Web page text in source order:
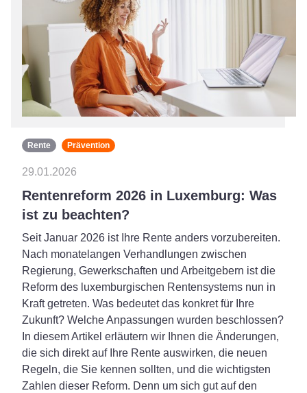
Rente Prävention
29.01.2026
Rentenreform 2026 in Luxemburg: Was
ist zu beachten?
Seit Januar 2026 ist Ihre Rente anders vorzubereiten.
Nach monatelangen Verhandlungen zwischen
Regierung, Gewerkschaften und Arbeitgebern ist die
Reform des luxemburgischen Rentensystems nun in
Kraft getreten. Was bedeutet das konkret für Ihre
Zukunft? Welche Anpassungen wurden beschlossen?
In diesem Artikel erläutern wir Ihnen die Änderungen,
die sich direkt auf Ihre Rente auswirken, die neuen
Regeln, die Sie kennen sollten, und die wichtigsten
Zahlen dieser Reform. Denn um sich gut auf den